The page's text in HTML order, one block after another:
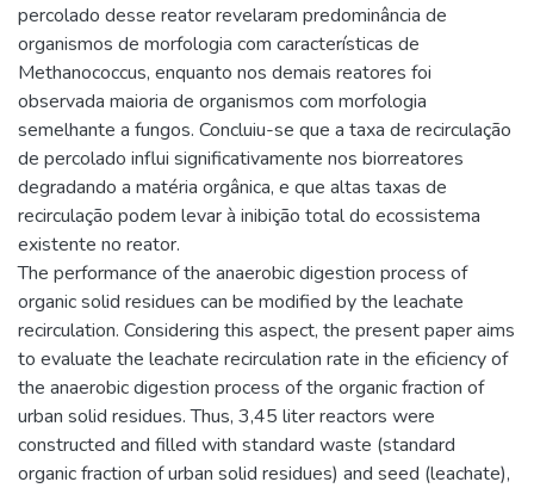
percolado desse reator revelaram predominância de
organismos de morfologia com características de
Methanococcus, enquanto nos demais reatores foi
observada maioria de organismos com morfologia
semelhante a fungos. Concluiu-se que a taxa de recirculação
de percolado influi significativamente nos biorreatores
degradando a matéria orgânica, e que altas taxas de
recirculação podem levar à inibição total do ecossistema
existente no reator.
The performance of the anaerobic digestion process of
organic solid residues can be modified by the leachate
recirculation. Considering this aspect, the present paper aims
to evaluate the leachate recirculation rate in the eficiency of
the anaerobic digestion process of the organic fraction of
urban solid residues. Thus, 3,45 liter reactors were
constructed and filled with standard waste (standard
organic fraction of urban solid residues) and seed (leachate),